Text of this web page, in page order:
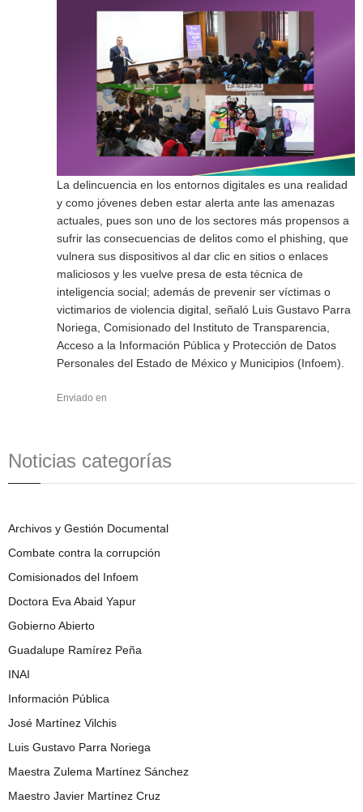
La delincuencia en los entornos digitales es una realidad
y como jóvenes deben estar alerta ante las amenazas
actuales, pues son uno de los sectores más propensos a
sufrir las consecuencias de delitos como el phishing, que
vulnera sus dispositivos al dar clic en sitios o enlaces
maliciosos y les vuelve presa de esta técnica de
inteligencia social; además de prevenir ser víctimas o
victimarios de violencia digital, señaló Luis Gustavo Parra
Noriega, Comisionado del Instituto de Transparencia,
Acceso a la Información Pública y Protección de Datos
Personales del Estado de México y Municipios (Infoem).
Enviado en
Noticias categorías
Archivos y Gestión Documental
Combate contra la corrupción
Comisionados del Infoem
Doctora Eva Abaid Yapur
Gobierno Abierto
Guadalupe Ramírez Peña
INAI
Información Pública
José Martínez Vilchis
Luis Gustavo Parra Noriega
Maestra Zulema Martínez Sánchez
Maestro Javier Martínez Cruz